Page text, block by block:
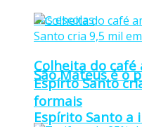
São Mateus é o
Espírito Santo
Colheita do
Espírto Santo
formais